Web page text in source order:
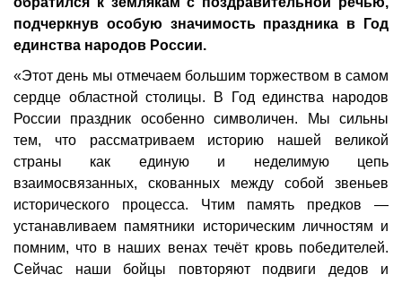
подчеркнув особую значимость праздника в Год
единства народов России.
«Этот день мы отмечаем большим торжеством в самом
сердце областной столицы. В Год единства народов
России праздник особенно символичен. Мы сильны
тем, что рассматриваем историю нашей великой
страны как единую и неделимую цепь
взаимосвязанных, скованных между собой звеньев
исторического процесса. Чтим память предков —
устанавливаем памятники историческим личностям и
помним, что в наших венах течёт кровь победителей.
Сейчас наши бойцы повторяют подвиги дедов и